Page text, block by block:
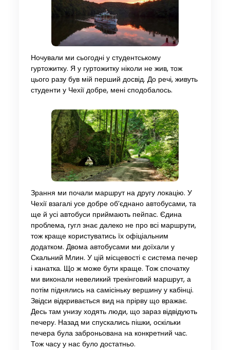
Ночували ми сьогодні у студентському
гуртожитку. Я у гуртожитку ніколи не жив, тож
цього разу був мій перший досвід. До речі, живуть
студенти у Чехії добре, мені сподобалось.
Зрання ми почали маршрут на другу локацію. У
Чехії взагалі усе добре об’єднано автобусами, та
ще й усі автобуси приймають пейпас. Єдина
проблема, гугл знає далеко не про всі маршрути,
тож краще користуватись їх офіціальним
додатком. Двома автобусами ми доїхали у
Скальний Млин. У цій місцевості є система печер
і канатка. Що ж може бути краще. Тож спочатку
ми виконали невеликий трекінговий маршрут, а
потім піднялись на самісіньку вершину у кабінці.
Звідси відкривається вид на прірву що вражає.
Десь там унизу ходять люди, що зараз відвідують
печеру. Назад ми спускались пішки, оскільки
печера була заброньована на конкретний час.
Тож часу у нас було достатньо.